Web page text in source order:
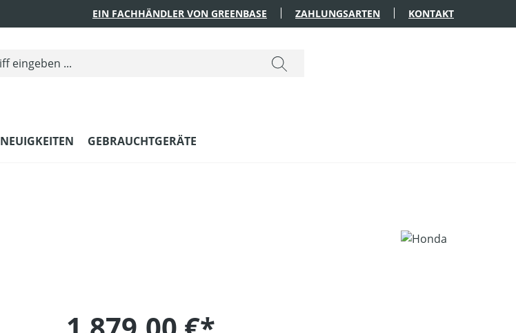
EIN FACHHÄNDLER VON GREENBASE ZAHLUNGSARTEN KONTAKT
NEUIGKEITEN GEBRAUCHTGERÄTE